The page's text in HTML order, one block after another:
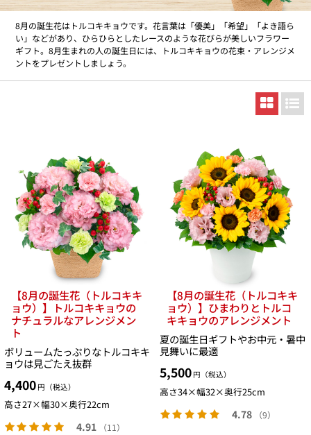
8月の誕生花はトルコキキョウです。花言葉は「優美」「希望」「よき語ら
い」などがあり、ひらひらとしたレースのような花びらが美しいフラワー
ギフト。8月生まれの人の誕生日には、トルコキキョウの花束・アレンジメ
ントをプレゼントしましょう。
【8月の誕生花（トルコキキ
ョウ）】トルコキキョウの
ナチュラルなアレンジメン
ト
ボリュームたっぷりなトルコキキ
ョウは見ごたえ抜群
4,400 円（税込）
高さ27×幅30×奥行22cm
4.91 （11）
【8月の誕生花（トルコキキ
ョウ）】ひまわりとトルコ
キキョウのアレンジメント
夏の誕生日ギフトやお中元・暑中
見舞いに最適
5,500 円（税込）
高さ34×幅32×奥行25cm
4.78 （9）